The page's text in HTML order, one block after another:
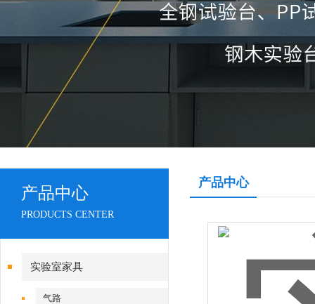
产品中心
PRODUCTS CENTER
实验室家具
气路
产品中心